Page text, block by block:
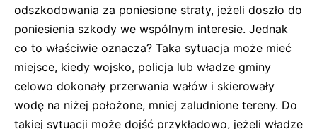
odszkodowania za poniesione straty, jeżeli doszło do
poniesienia szkody we wspólnym interesie. Jednak
co to właściwie oznacza? Taka sytuacja może mieć
miejsce, kiedy wojsko, policja lub władze gminy
celowo dokonały przerwania wałów i skierowały
wodę na niżej położone, mniej zaludnione tereny. Do
takiej sytuacji może dojść przykładowo, jeżeli władze